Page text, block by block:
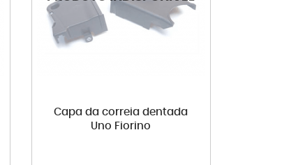
Capa da correia dentada
Uno Fiorino